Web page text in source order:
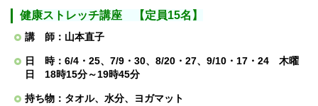
健康ストレッチ講座 【定員15名】
講 師：山本直子
日 時：6/4・ 25、7/9・30、8/20・27、9/10・17・24 木曜
日 18時15分～19時45分
持ち物：タオル、水分、ヨガマット